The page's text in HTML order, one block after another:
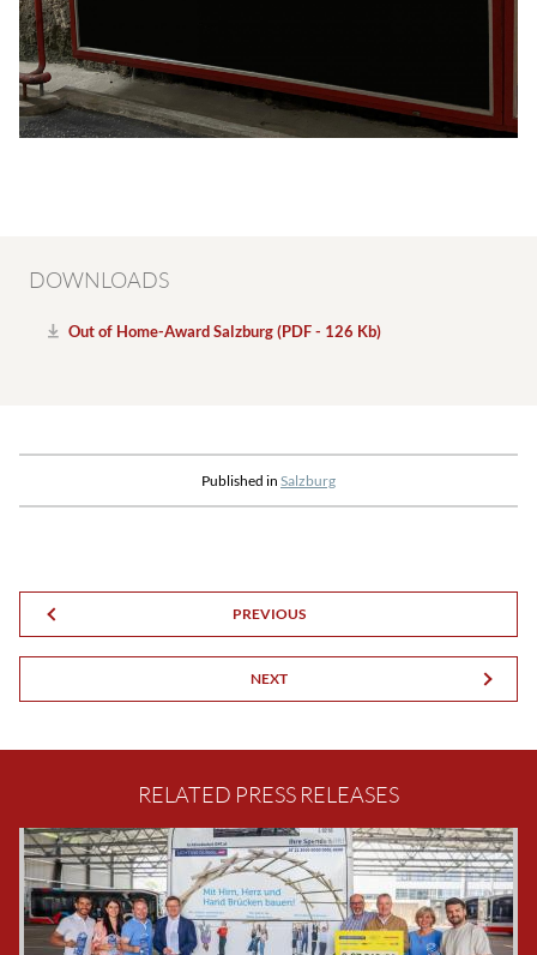
DOWNLOADS
Out of Home-Award Salzburg (PDF - 126 Kb)
Published in Salzburg
PREVIOUS
NEXT
RELATED PRESS RELEASES